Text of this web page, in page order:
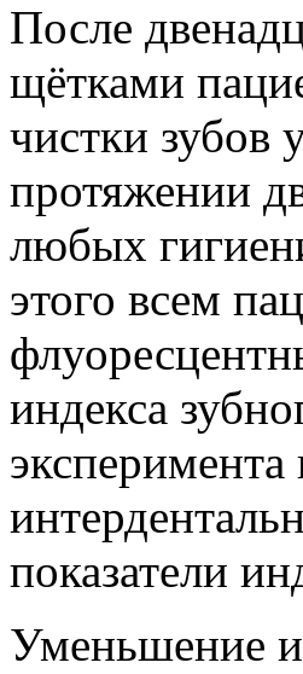
После
щётками
чистки зубов
протяжении
любых
этого всем
индекса
показатели
Уменьшение